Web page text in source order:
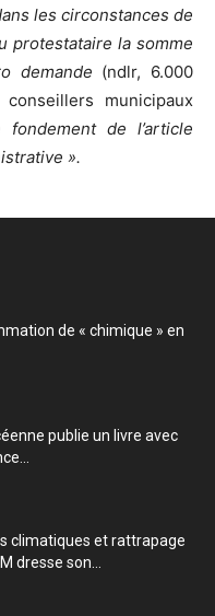
les circonstances de
protestataire la somme
demande (ndlr, 6.000
municipaux
de l’article
».
de « chimique » en
publie un livre avec
climatiques et rattrapage
dresse son...